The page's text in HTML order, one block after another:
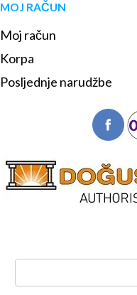
MOJ RAČUN
Moj račun
Korpa
Posljednje narudžbe